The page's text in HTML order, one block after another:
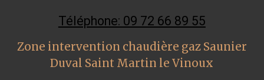
Téléphone: 09 72 66 89 55
Zone intervention chaudière gaz Saunier
Duval Saint Martin le Vinoux